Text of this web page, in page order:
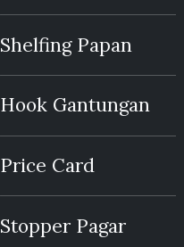
Shelfing Papan
Hook Gantungan
Price Card
Stopper Pagar